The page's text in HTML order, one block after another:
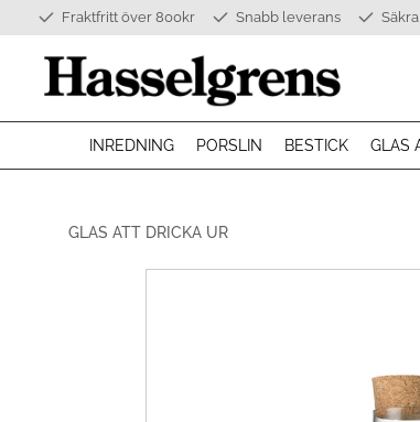
Fraktfritt över 800kr Snabb leverans
INREDNING PORSLIN BESTICK GLAS
GLAS ATT DRICKA UR